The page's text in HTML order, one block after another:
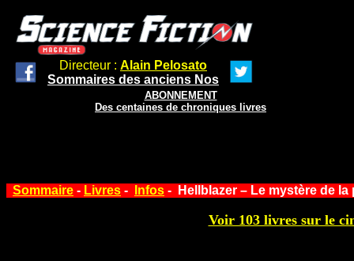
Directeur : Alain Pelosato
Sommaires des anciens Nos
ABONNEMENT
Des centaines de chroniques livres
Sommaire - Livres - Infos - Hellblazer – Le mystère de
Voir 103 livres sur le